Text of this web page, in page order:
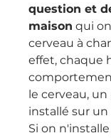
question et
maison qui
cerveau à
effet, chaque
le cerveau,
installé sur
Si on